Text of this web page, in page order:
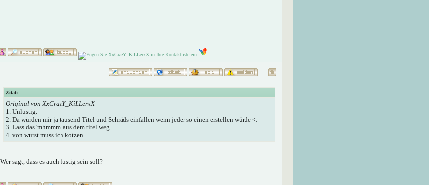
Zitat:
Original von XxCrazY_KiLLerxX
1. Unlustig.
2. Da würden mir ja tausend Titel und Schräds einfallen wenn jeder so einen erstellen würde <:
3. Lass das 'mhmmm' aus dem titel weg.
4. von wurst muss ich kotzen.
Wer sagt, dass es auch lustig sein soll?